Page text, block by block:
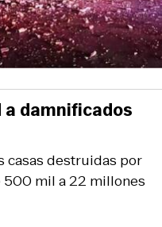
casas destruidas por
500 mil a 22 millones
damnificados